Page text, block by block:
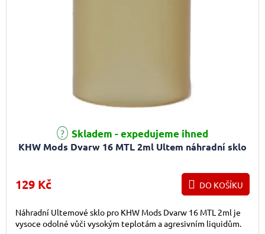
KHW Mods Dvarw 16 MTL 2ml Ultem náhradní sklo
Skladem - expedujeme ihned
129 Kč DO KOŠÍKU
Náhradní Ultemové sklo pro KHW Mods Dvarw 16 MTL 2ml je
vysoce odolné vůči vysokým teplotám a agresivním liquidům.